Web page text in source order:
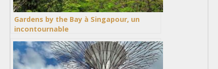
Gardens by the Bay à Singapour, un
incontournable